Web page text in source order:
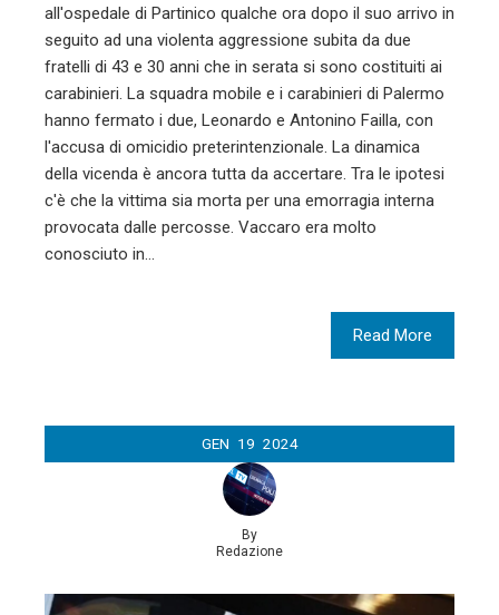
all'ospedale di Partinico qualche ora dopo il suo arrivo in
seguito ad una violenta aggressione subita da due
fratelli di 43 e 30 anni che in serata si sono costituiti ai
carabinieri. La squadra mobile e i carabinieri di Palermo
hanno fermato i due, Leonardo e Antonino Failla, con
l'accusa di omicidio preterintenzionale. La dinamica
della vicenda è ancora tutta da accertare. Tra le ipotesi
c'è che la vittima sia morta per una emorragia interna
provocata dalle percosse. Vaccaro era molto
conosciuto in…
Read More
GEN 19 2024
By
Redazione